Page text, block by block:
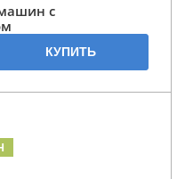
с
КУПИТЬ